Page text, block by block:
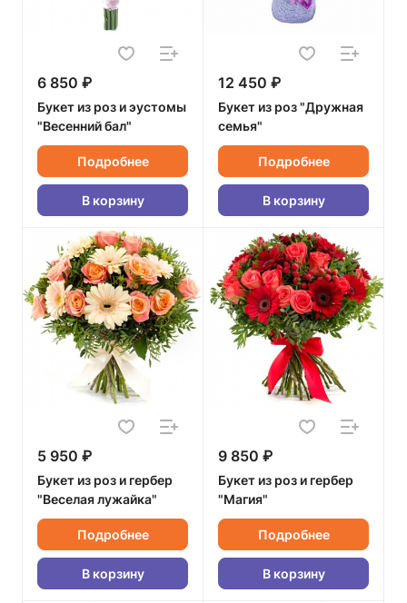
6 850 ₽
Букет из роз и эустомы
"Весенний бал"
Подробнее
В корзину
12 450 ₽
Букет из роз "Дружная
семья"
Подробнее
В корзину
5 950 ₽
Букет из роз и гербер
"Веселая лужайка"
Подробнее
В корзину
9 850 ₽
Букет из роз и гербер
"Магия"
Подробнее
В корзину